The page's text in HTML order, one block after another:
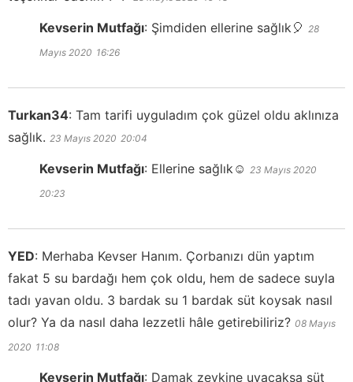
Kevserin Mutfağı: Şimdiden ellerine sağlık🎈 28
Mayıs 2020 16:26
Turkan34: Tam tarifi uyguladım çok güzel oldu aklınıza
sağlık. 23 Mayıs 2020 20:04
Kevserin Mutfağı: Ellerine sağlık☺️ 23 Mayıs 2020
20:23
YED: Merhaba Kevser Hanım. Çorbanızı dün yaptım
fakat 5 su bardağı hem çok oldu, hem de sadece suyla
tadı yavan oldu. 3 bardak su 1 bardak süt koysak nasıl
olur? Ya da nasıl daha lezzetli hâle getirebiliriz? 08 Mayıs
2020 11:08
Kevserin Mutfağı: Damak zevkine uyacaksa süt